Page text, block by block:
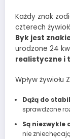
Każdy znak
czterech
Byk jest
urodzone 24
realistyczne i
Wpływ żywiołu
Dążą do
sprawdzone
Są niezwykle
nie